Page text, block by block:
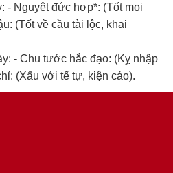
- Nguyệt đức hợp*: (Tốt mọi
(Tốt về cầu tài lộc, khai
- Chu tước hắc đạo: (Kỵ nhập
(Xấu với tế tự, kiện cáo).